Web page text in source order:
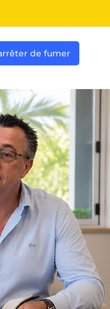
de fumer